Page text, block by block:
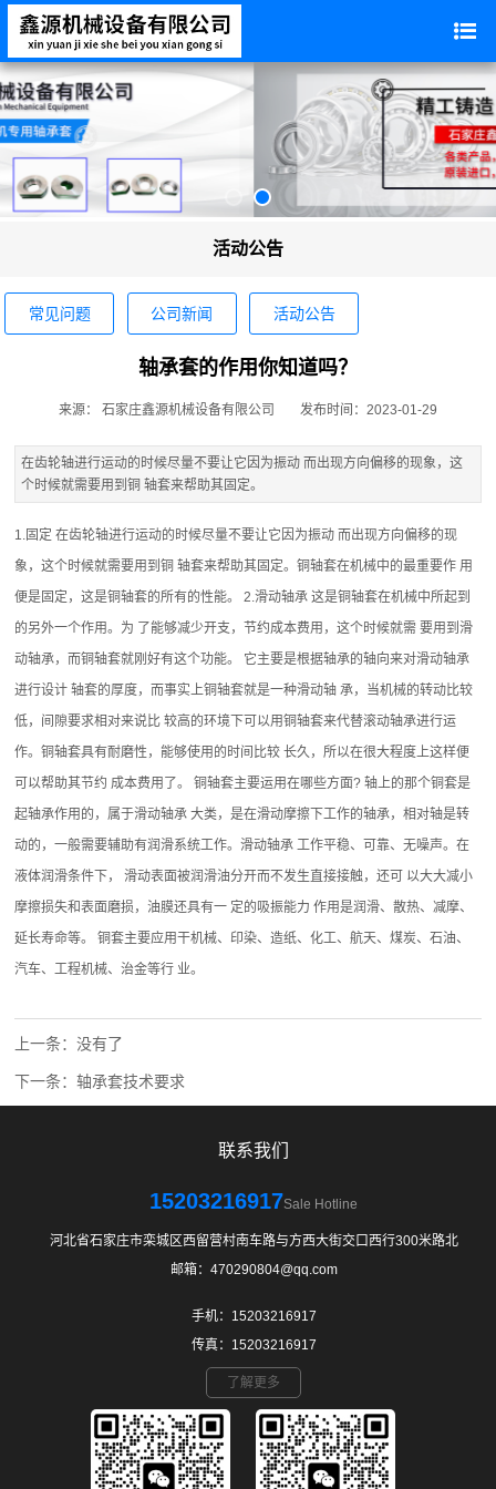
活动公告
常见问题 公司新闻 活动公告
轴承套的作用你知道吗？
来源： 石家庄鑫源机械设备有限公司 发布时间：2023-01-29
在齿轮轴进行运动的时候尽量不要让它因为振动 而出现方向偏移的现象，这
个时候就需要用到铜 轴套来帮助其固定。
1.固定 在齿轮轴进行运动的时候尽量不要让它因为振动 而出现方向偏移的现
象，这个时候就需要用到铜 轴套来帮助其固定。铜轴套在机械中的最重要作 用
便是固定，这是铜轴套的所有的性能。 2.滑动轴承 这是铜轴套在机械中所起到
的另外一个作用。为 了能够减少开支，节约成本费用，这个时候就需 要用到滑
动轴承，而铜轴套就刚好有这个功能。 它主要是根据轴承的轴向来对滑动轴承
进行设计 轴套的厚度，而事实上铜轴套就是一种滑动轴 承，当机械的转动比较
低，间隙要求相对来说比 较高的环境下可以用铜轴套来代替滚动轴承进行运
作。铜轴套具有耐磨性，能够使用的时间比较 长久，所以在很大程度上这样便
可以帮助其节约 成本费用了。 铜轴套主要运用在哪些方面? 轴上的那个铜套是
起轴承作用的，属于滑动轴承 大类，是在滑动摩擦下工作的轴承，相对轴是转
动的，一般需要辅助有润滑系统工作。滑动轴承 工作平稳、可靠、无噪声。在
液体润滑条件下， 滑动表面被润滑油分开而不发生直接接触，还可 以大大减小
摩擦损失和表面磨损，油膜还具有一 定的吸振能力 作用是润滑、散热、减摩、
延长寿命等。 铜套主要应用干机械、印染、造纸、化工、航天、煤炭、石油、
汽车、工程机械、治金等行 业。
上一条：没有了
下一条：轴承套技术要求
联系我们
15203216917Sale Hotline
河北省石家庄市栾城区西留营村南车路与方西大街交口西行300米路北
邮箱：470290804@qq.com
手机：15203216917
传真：15203216917
了解更多